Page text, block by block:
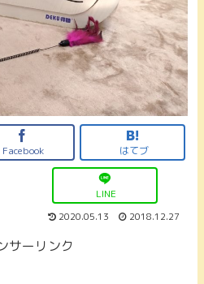
Facebook はてブ
LINE
2020.05.13 2018.12.27
サーリンク